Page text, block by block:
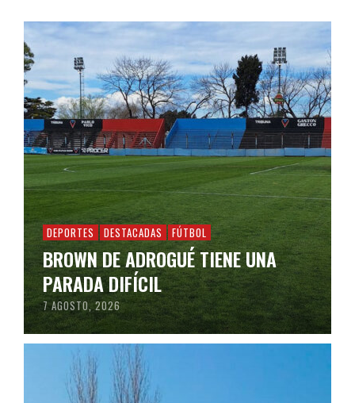
DEPORTES DESTACADAS FÚTBOL
BROWN DE ADROGUÉ TIENE UNA
PARADA DIFÍCIL
7 AGOSTO, 2026